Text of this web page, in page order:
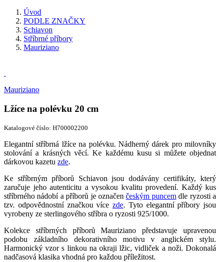
Úvod
PODLE ZNAČKY
Schiavon
Stříbrné příbory
Mauriziano
Mauriziano
Lžíce na polévku 20 cm
Katalogové číslo: H700002200
Elegantní stříbrná lžíce na polévku. Nádherný dárek pro milovníky
stolování a krásných věcí. Ke každému kusu si můžete objednat
dárkovou kazetu zde.
Ke stříbrným příborů Schiavon jsou dodávány certifikáty, který
zaručuje jeho autenticitu a vysokou kvalitu provedení. Každý kus
stříbrného nádobí a příborů je označenčeským puncemdle ryzosti a
tzv. odpovědnostní značkou více zde. Tyto elegantní příbory jsou
vyrobeny ze sterlingového stříbra o ryzosti 925/1000.
Kolekce stříbrných příborů Mauriziano představuje upravenou
podobu základního dekorativního motivu v anglickém stylu.
Harmonický vzor s linkou na okraji lžic, vidliček a noži. Dokonalá
nadčasová klasika vhodná pro každou příležitost.